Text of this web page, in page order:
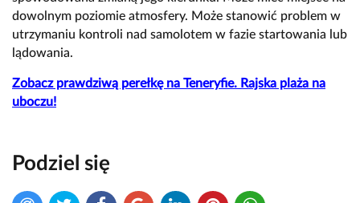
dowolnym poziomie atmosfery. Może stanowić problem w
utrzymaniu kontroli nad samolotem w fazie startowania lub
lądowania.
Zobacz prawdziwą perełkę na Teneryfie. Rajska plaża na
uboczu!
Podziel się